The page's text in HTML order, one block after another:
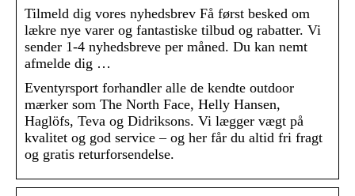
Tilmeld dig vores nyhedsbrev Få først besked om
lækre nye varer og fantastiske tilbud og rabatter. Vi
sender 1-4 nyhedsbreve per måned. Du kan nemt
afmelde dig …
Eventyrsport forhandler alle de kendte outdoor
mærker som The North Face, Helly Hansen,
Haglöfs, Teva og Didriksons. Vi lægger vægt på
kvalitet og god service – og her får du altid fri fragt
og gratis returforsendelse.